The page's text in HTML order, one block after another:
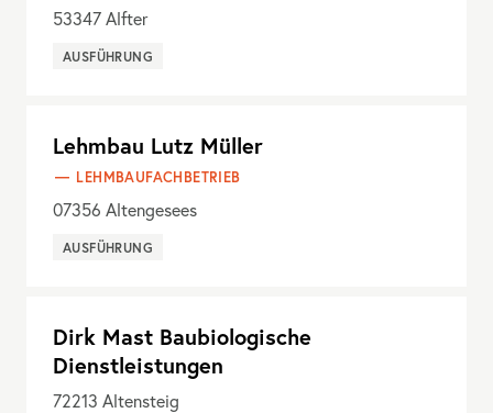
53347Alfter
AUSFÜHRUNG
Lehmbau Lutz Müller
LEHMBAUFACHBETRIEB
07356 Altengesees
AUSFÜHRUNG
Dirk Mast Baubiologische
Dienstleistungen
72213 Altensteig